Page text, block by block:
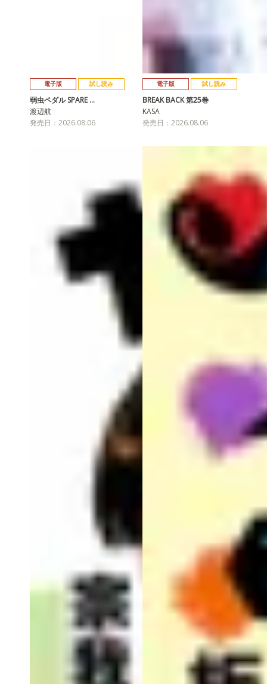
電子版 試し読み
弱虫ペダル SPARE …
渡辺航
発売日：2026.08.06
電子版 試し読み
BREAK BACK 第25巻
KASA
発売日：2026.08.06